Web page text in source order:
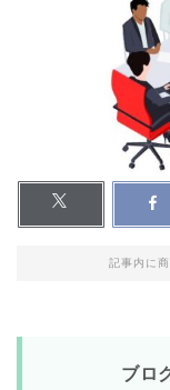
記事内に
ブロ